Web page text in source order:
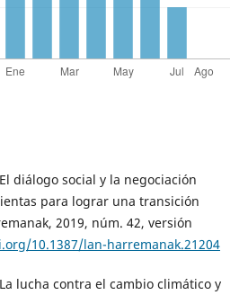
diálogo social y la negociación
para lograr una transición
2019, núm. 42, versión
10.1387/lan-harremanak.21204
lucha contra el cambio climático y